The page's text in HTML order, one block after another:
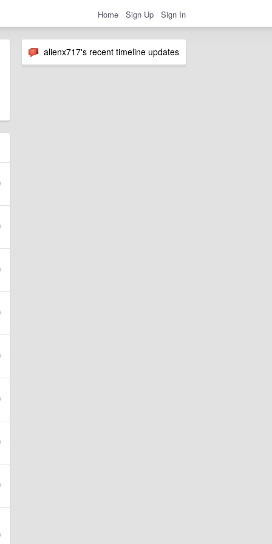
Home Sign Up Sign In
alienx717's recent timeline updates